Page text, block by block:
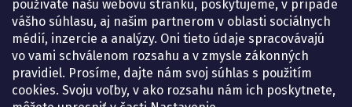
používate našu webovú stránku, poskytujeme, v prípade
vášho súhlasu, aj našim partnerom v oblasti sociálnych
médií, inzercie a analýzy. Oni tieto údaje spracovávajú
vo vami schválenom rozsahu a v zmysle zákonných
pravidiel. Prosíme, dajte nám svoj súhlas s použitím
cookies. Svoju voľby, v ako rozsahu nám ich poskytnete,
eshop@lekarenadonai.sk
+421 948 203 203
Nájdete nás na Facebooku.
lekarenadonai/